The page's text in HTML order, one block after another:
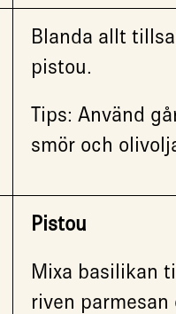
Blanda allt
pistou.
Tips: Använd
smör och
Pistou
Mixa basilikan
riven